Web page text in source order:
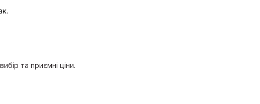
та приємні ціни.